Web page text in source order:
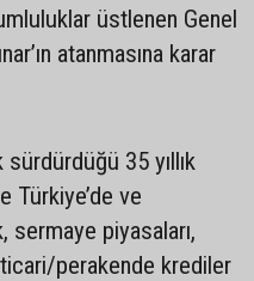
üstlenen Genel
atanmasına karar
sürdürdüğü 35 yıllık
Türkiye’de ve
sermaye piyasaları,
perakende krediler